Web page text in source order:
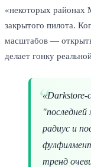
«некоторых районах
закрытого пилота.
масштабов —
делает гонку
радиус и
тренд